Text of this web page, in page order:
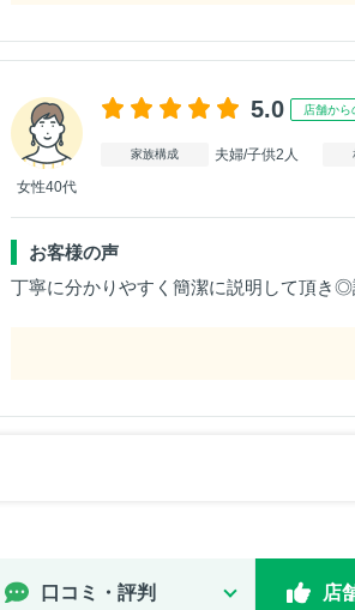
女性40代
5.0 店舗から
家族構成 夫婦/子供2人
お客様の声
丁寧に分かりやすく簡潔に説明して頂き
口コミ・評判 店